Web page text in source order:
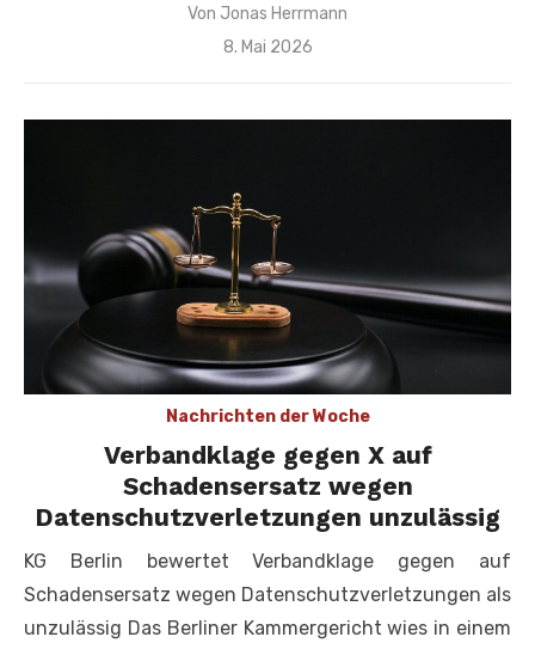
Von Jonas Herrmann
Veröffentlicht
8. Mai 2026
Nachrichten der Woche
Verbandklage gegen X auf
Schadensersatz wegen
Datenschutzverletzungen unzulässig
KG Berlin bewertet Verbandklage gegen auf
Schadensersatz wegen Datenschutzverletzungen als
unzulässig Das Berliner Kammergericht wies in einem